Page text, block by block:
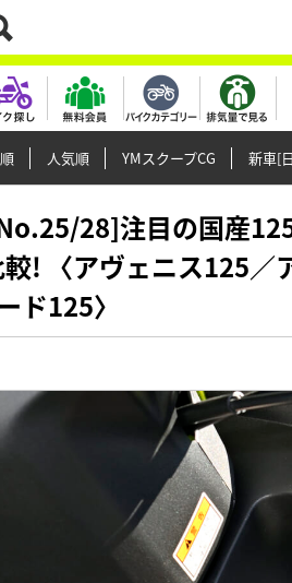
人気順 YMスクープCG 新車[
28]注目の国産
! 〈アヴェニス125／
ド125〉